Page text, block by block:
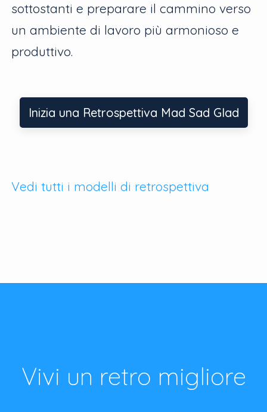
sottostanti e preparare il cammino verso
un ambiente di lavoro più armonioso e
produttivo.
Inizia una Retrospettiva Mad Sad Glad
Vedi tutti i modelli di retrospettiva
Vivi un retro migliore